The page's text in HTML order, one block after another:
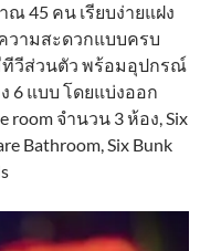
45 คน เรียบง่ายแฝง
วามสะดวกแบบครบ
วีส่วนตัว พร้อมอุปกรณ์
6 แบบ โดยแบ่งออก
room จำนวน 3 ห้อง, Six
Bathroom, Six Bunk